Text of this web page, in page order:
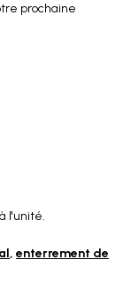
prochaine
l'unité.
, enterrement de